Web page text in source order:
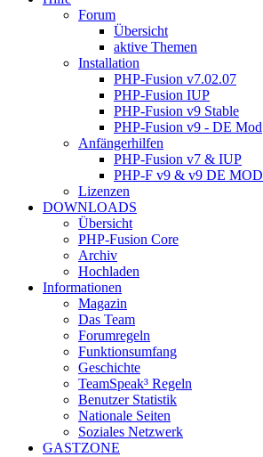
Forum
Übersicht
aktive Themen
Installation
PHP-Fusion v7.02.07
PHP-Fusion IUP
PHP-Fusion v9 Stable
PHP-Fusion v9 - DE Mod
Anfängerhilfen
PHP-Fusion v7 & IUP
PHP-F v9 & v9 DE MOD
Lizenzen
DOWNLOADS
Übersicht
PHP-Fusion Core
Archiv
Hochladen
Informationen
Magazin
Das Team
Forumregeln
Funktionsumfang
Geschichte
TeamSpeak³ Regeln
Benutzer Statistik
Nationale Seiten
Soziales Netzwerk
GASTZONE